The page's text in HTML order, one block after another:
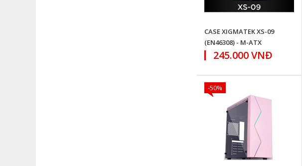
CASE XIGMATEK XS-09
(EN46308) - M-ATX
245.000 VNĐ
-50%